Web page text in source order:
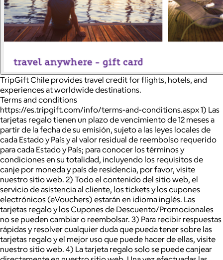
TripGift Chile provides travel credit for flights, hotels, and
experiences at worldwide destinations.
Terms and conditions
https://es.tripgift.com/info/terms-and-conditions.aspx 1) Las
tarjetas regalo tienen un plazo de vencimiento de 12 meses a
partir de la fecha de su emisión, sujeto a las leyes locales de
cada Estado y País y al valor residual de reembolso requerido
para cada Estado y País; para conocer los términos y
condiciones en su totalidad, incluyendo los requisitos de
canje por moneda y país de residencia, por favor, visite
nuestro sitio web. 2) Todo el contenido del sitio web, el
servicio de asistencia al cliente, los tickets y los cupones
electrónicos (eVouchers) estarán en idioma inglés. Las
tarjetas regalo y los Cupones de Descuento/Promocionales
no se pueden cambiar o reembolsar. 3) Para recibir respuestas
rápidas y resolver cualquier duda que pueda tener sobre las
tarjetas regalo y el mejor uso que puede hacer de ellas, visite
nuestro sitio web. 4) La tarjeta regalo solo se puede canjear